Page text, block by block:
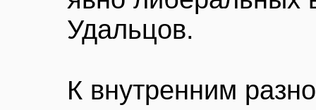
Удальцов.
К внутренним